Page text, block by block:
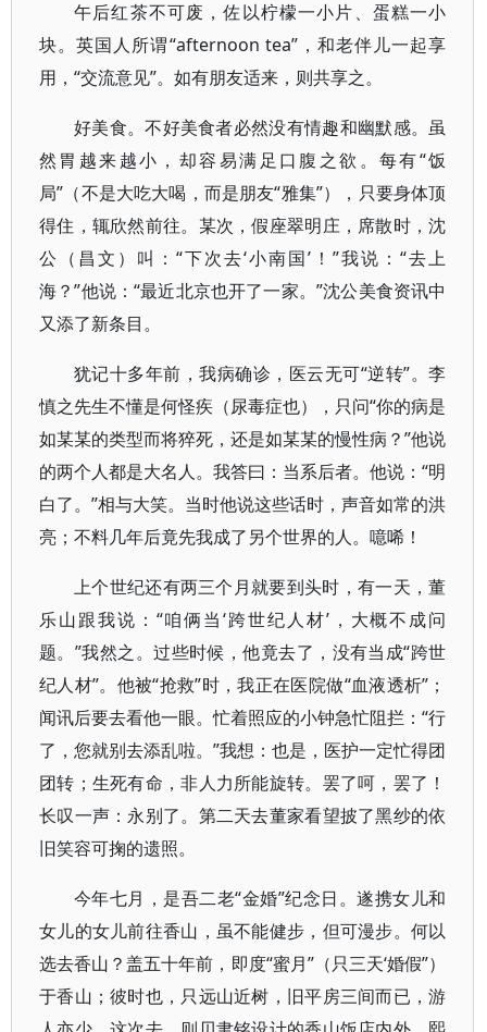
午后红茶不可废，佐以柠檬一小片、蛋糕一小
块。英国人所谓“afternoon tea”，和老伴儿一起享
用，“交流意见”。如有朋友适来，则共享之。
好美食。不好美食者必然没有情趣和幽默感。虽
然胃越来越小，却容易满足口腹之欲。每有“饭
局”（不是大吃大喝，而是朋友“雅集”），只要身体顶
得住，辄欣然前往。某次，假座翠明庄，席散时，沈
公（昌文）叫：“下次去‘小南国’！”我说：“去上
海？”他说：“最近北京也开了一家。”沈公美食资讯中
又添了新条目。
犹记十多年前，我病确诊，医云无可“逆转”。李
慎之先生不懂是何怪疾（尿毒症也），只问“你的病是
如某某的类型而将猝死，还是如某某的慢性病？”他说
的两个人都是大名人。我答曰：当系后者。他说：“明
白了。”相与大笑。当时他说这些话时，声音如常的洪
亮；不料几年后竟先我成了另个世界的人。噫唏！
上个世纪还有两三个月就要到头时，有一天，董
乐山跟我说：“咱俩当‘跨世纪人材’，大概不成问
题。”我然之。过些时候，他竟去了，没有当成“跨世
纪人材”。他被“抢救”时，我正在医院做“血液透析”；
闻讯后要去看他一眼。忙着照应的小钟急忙阻拦：“行
了，您就别去添乱啦。”我想：也是，医护一定忙得团
团转；生死有命，非人力所能旋转。罢了呵，罢了！
长叹一声：永别了。第二天去董家看望披了黑纱的依
旧笑容可掬的遗照。
今年七月，是吾二老“金婚”纪念日。遂携女儿和
女儿的女儿前往香山，虽不能健步，但可漫步。何以
选去香山？盖五十年前，即度“蜜月”（只三天‘婚假”）
于香山；彼时也，只远山近树，旧平房三间而已，游